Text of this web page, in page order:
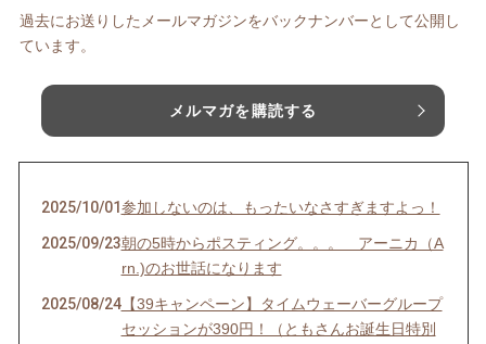
過去にお送りしたメールマガジンをバックナンバーとして公開し
ています。
メルマガを購読する
2025/10/01参加しないのは、もったいなさすぎますよっ！
2025/09/23朝の5時からポスティング。。。 アーニカ（A
rn.)のお世話になります
2025/08/24【39キャンペーン】タイムウェーバーグループ
セッションが390円！（ともさんお誕生日特別